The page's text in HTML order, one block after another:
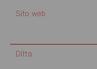
Sito web
Ditta